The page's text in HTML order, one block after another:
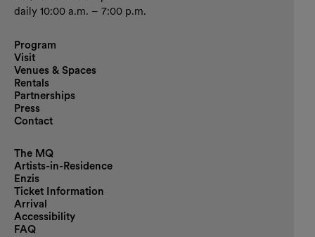
daily 10:00 a.m. – 7:00 p.m.
Program
Visit
Venues & Spaces
Rentals
Partnerships
Press
Contact
The MQ
Artists-in-Residence
Enzis
Ticket Information
Arrival
Accessibility
FAQ